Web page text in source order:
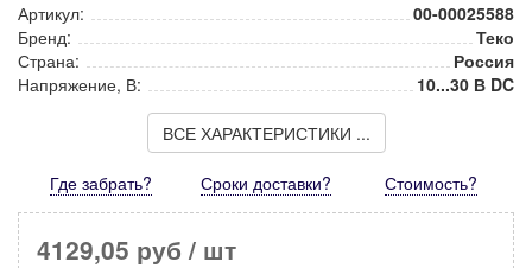
Артикул:
00-00025588
Бренд:
Теко
Страна:
Россия
Напряжение, В:
10...30 В DC
ВСЕ ХАРАКТЕРИСТИКИ ...
Где забрать? Сроки доставки? Стоимость?
4129,05 руб / шт